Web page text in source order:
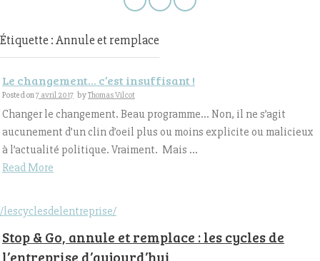
Étiquette : Annule et remplace
Le changement… c’est insuffisant !
Posted on7 avril 2017 byThomas Vilcot
Changer le changement. Beau programme… Non, il ne s’agit
aucunement d’un clin d’oeil plus ou moins explicite ou malicieux
à l’actualité politique. Vraiment. Mais ...
Read More
/lescyclesdelentreprise/
Stop & Go, annule et remplace : les cycles de
l’entreprise d’aujourd’hui